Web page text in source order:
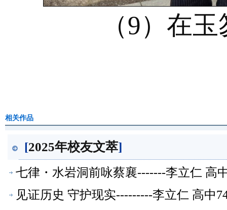
（9）在
相关作品
[2025年校友文萃]
七律・水岩洞前咏蔡襄-------李立仁 高
见证历史 守护现实---------李立仁 高中